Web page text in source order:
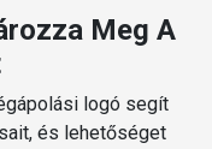
Meg A
logó segít
és lehetőséget